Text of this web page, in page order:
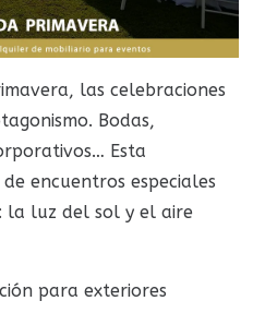
las celebraciones
Bodas,
Esta
encuentros especiales
la luz del sol y el aire
para exteriores